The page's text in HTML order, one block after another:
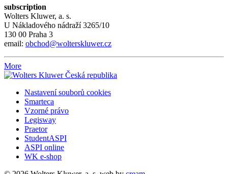
subscription
Wolters Kluwer, a. s.
U Nákladového nádraží 3265/10
130 00 Praha 3
email: obchod@wolterskluwer.cz
More
Nastavení souborů cookies
Smarteca
Vzorné právo
Legisway
Praetor
StudentASPI
ASPI online
WK e-shop